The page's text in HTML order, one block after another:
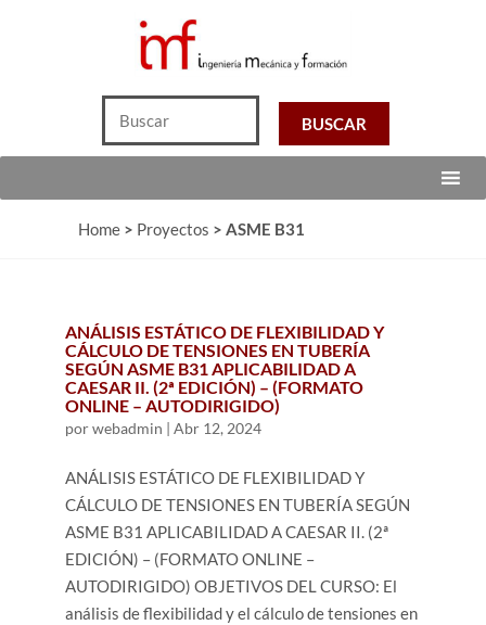
Home> Proyectos > ASME B31
ANÁLISIS ESTÁTICO DE FLEXIBILIDAD Y
CÁLCULO DE TENSIONES EN TUBERÍA
SEGÚN ASME B31 APLICABILIDAD A
CAESAR II. (2ª EDICIÓN) – (FORMATO
ONLINE – AUTODIRIGIDO)
porwebadmin | Abr 12, 2024
ANÁLISIS ESTÁTICO DE FLEXIBILIDAD Y
CÁLCULO DE TENSIONES EN TUBERÍA SEGÚN
ASME B31 APLICABILIDAD A CAESAR II. (2ª
EDICIÓN) – (FORMATO ONLINE –
AUTODIRIGIDO) OBJETIVOS DEL CURSO: El
análisis de flexibilidad y el cálculo de tensiones en